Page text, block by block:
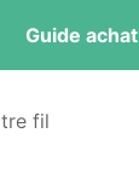
Guide achat
fil